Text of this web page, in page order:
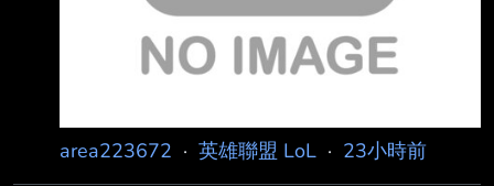
area223672 · 英雄聯盟 LoL · 23小時前